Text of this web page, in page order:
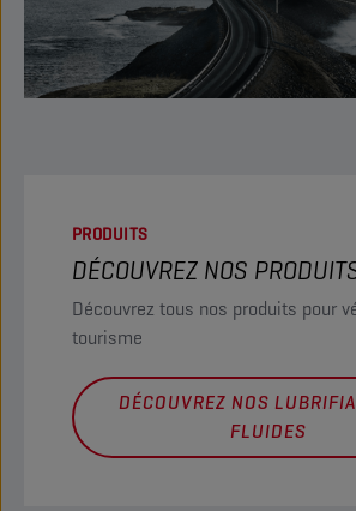
PRODUITS
DÉCOUVREZ NOS
Découvrez tous nos produits pour
tourisme
DÉCOUVREZ NOS
FLUIDES